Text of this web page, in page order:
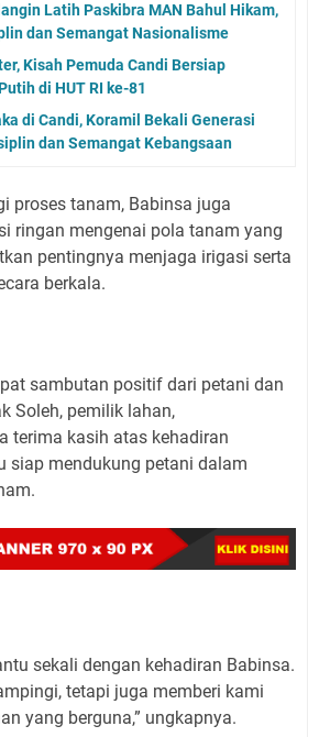
Latih Paskibra MAN Bahul Hikam,
dan Semangat Nasionalisme
Kisah Pemuda Candi Bersiap
di HUT RI ke-81
di Candi, Koramil Bekali Generasi
dan Semangat Kebangsaan
proses tanam, Babinsa juga
ringan mengenai pola tanam yang
pentingnya menjaga irigasi serta
berkala.
sambutan positif dari petani dan
Soleh, pemilik lahan,
terima kasih atas kehadiran
siap mendukung petani dalam
sekali dengan kehadiran Babinsa.
tetapi juga memberi kami
yang berguna,” ungkapnya.